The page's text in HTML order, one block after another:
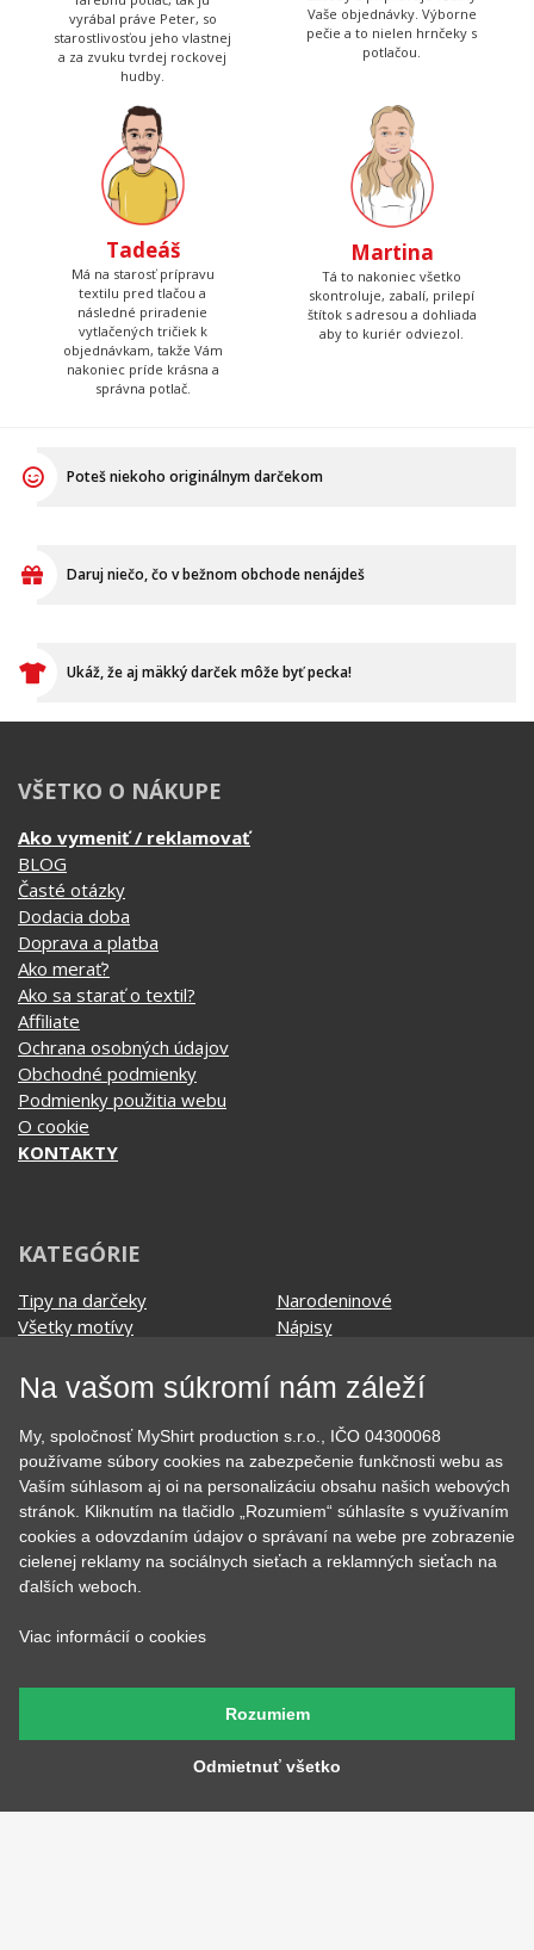
farebnú potlač, tak ju
vyrábal práve Peter, so
starostlivosťou jeho vlastnej
a za zvuku tvrdej rockovej
hudby.
zásoby a pripravuje všetky
Vaše objednávky. Výborne
pečie a to nielen hrnčeky s
potlačou.
Tadeáš
Má na starosť prípravu
textilu pred tlačou a
následné priradenie
vytlačených tričiek k
objednávkam, takže Vám
nakoniec príde krásna a
správna potlač.
Martina
Tá to nakoniec všetko
skontroluje, zabalí, prilepí
štítok s adresou a dohliada
aby to kuriér odviezol.
Poteš niekoho originálnym darčekom
Daruj niečo, čo v bežnom obchode nenájdeš
Ukáž, že aj mäkký darček môže byť pecka!
VŠETKO O NÁKUPE
Ako vymeniť / reklamovať
BLOG
Časté otázky
Dodacia doba
Doprava a platba
Ako merať?
Ako sa starať o textil?
Affiliate
Ochrana osobných údajov
Obchodné podmienky
Podmienky použitia webu
O cookie
KONTAKTY
KATEGÓRIE
Tipy na darčeky
Všetky motívy
Auto - Moto
Cestovanie
EKG - moje srdce bije
Evolúcia
Film a Seriál
Geek
Hobby
Hudobné
Jedlo, pitie a relax
Narodeninové
Nápisy
Pre kamarátky a kamarátov
Sex
Športy
Školské
Tehotenské tričká
Vianoce a Veľká noc
Vojenské
Na vašom súkromí nám záleží
My, spoločnosť MyShirt production s.r.o., IČO 04300068
používame súbory cookies na zabezpečenie funkčnosti webu as
Vaším súhlasom aj oi na personalizáciu obsahu našich webových
stránok. Kliknutím na tlačidlo „Rozumiem“ súhlasíte s využívaním
cookies a odovzdaním údajov o správaní na webe pre zobrazenie
cielenej reklamy na sociálnych sieťach a reklamných sieťach na
ďalších weboch.
Viac informácií o cookies
Odmietnuť všetko
Rozumiem